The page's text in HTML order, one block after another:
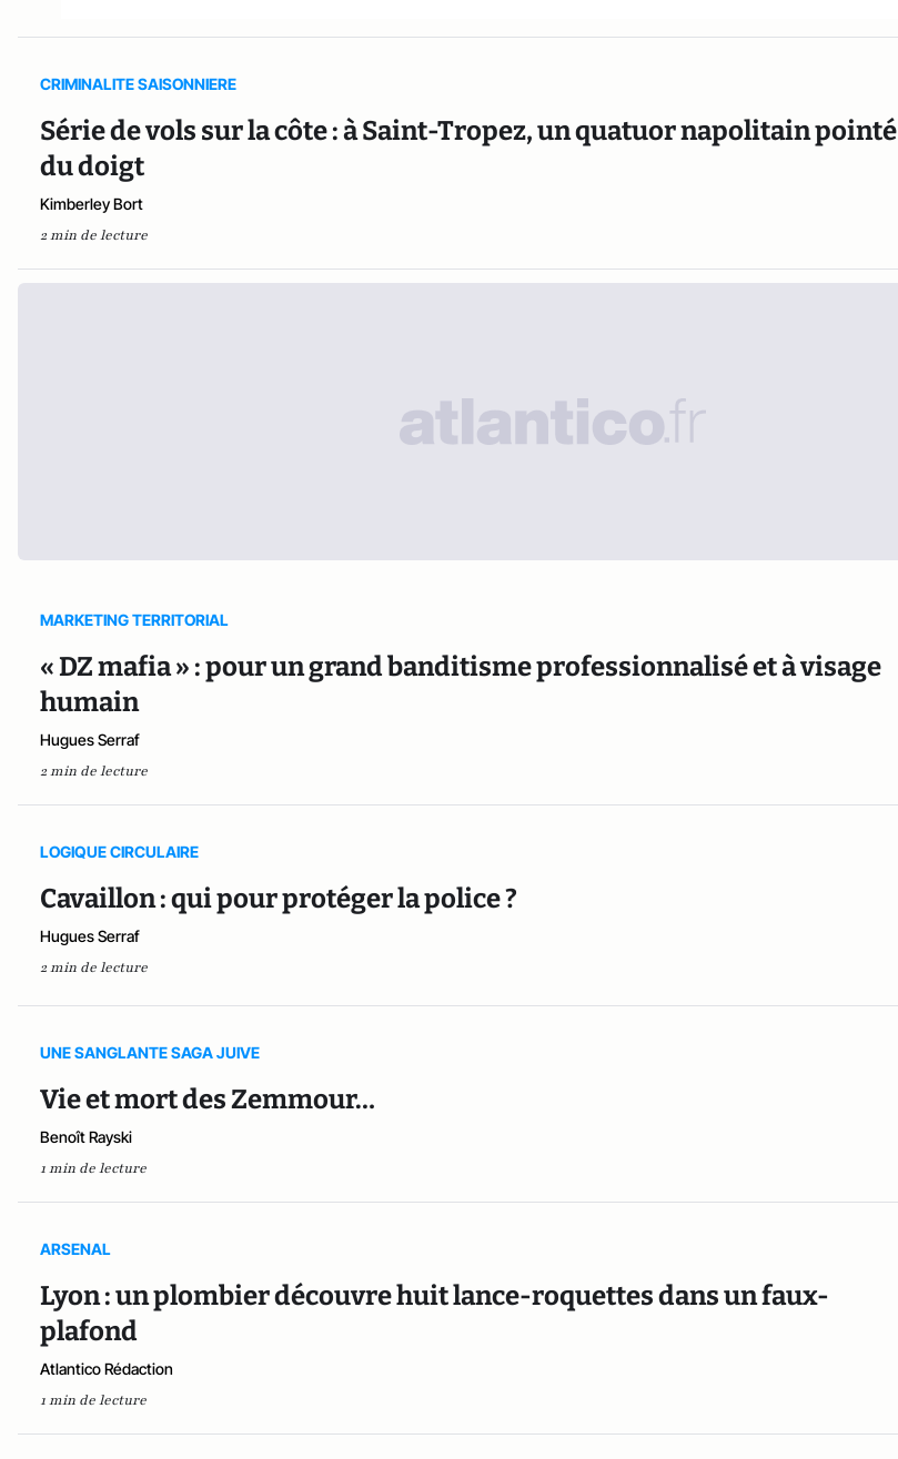
CRIMINALITE SAISONNIERE
Série de vols sur la côte : à Saint-Tropez, un quatuor napolitain pointé
du doigt
Kimberley Bort
2 min de lecture
MARKETING TERRITORIAL
« DZ mafia » : pour un grand banditisme professionnalisé et à visage
humain
Hugues Serraf
2 min de lecture
LOGIQUE CIRCULAIRE
Cavaillon : qui pour protéger la police ?
Hugues Serraf
2 min de lecture
UNE SANGLANTE SAGA JUIVE
Vie et mort des Zemmour…
Benoît Rayski
1 min de lecture
ARSENAL
Lyon : un plombier découvre huit lance-roquettes dans un faux-
plafond
Atlantico Rédaction
1 min de lecture